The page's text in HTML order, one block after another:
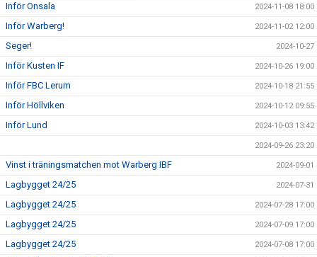
Inför Onsala 2024-11-08 18:00
Inför Warberg! 2024-11-02 12:00
Seger! 2024-10-27
Inför Kusten IF 2024-10-26 19:00
Inför FBC Lerum 2024-10-18 21:55
Inför Höllviken 2024-10-12 09:55
Inför Lund 2024-10-03 13:42
2024-09-26 23:20
Vinst i träningsmatchen mot Warberg IBF 2024-09-01
Lagbygget 24/25 2024-07-31
Lagbygget 24/25 2024-07-28 17:00
Lagbygget 24/25 2024-07-09 17:00
Lagbygget 24/25 2024-07-08 17:00